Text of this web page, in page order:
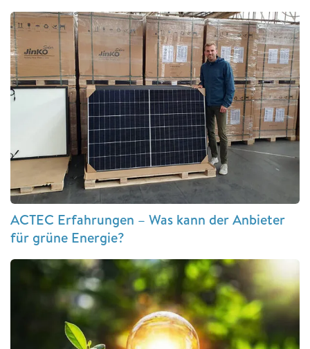
ACTEC Erfahrungen – Was kann der Anbieter
für grüne Energie?